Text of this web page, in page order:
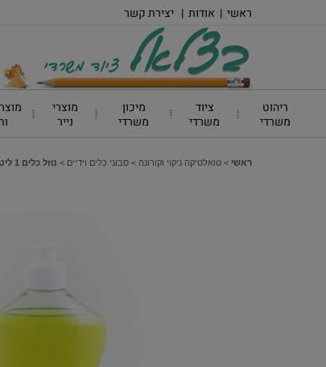
ראשי | אודות | יצירת קשר
ריהוט
משרדי
ציוד
משרדי
מיכון
משרדי
מוצרי
נייר
ראשי > טואלטיקה ניקוי וקורונה > סבוני כלים וידיים > נוזל כלים 1 ליטר Hepi, ניחוח לימון